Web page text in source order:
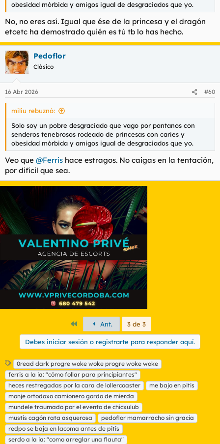
obesidad mórbida y amigos igual de desgraciados que yo.
No, no eres así. Igual que ése de la princesa y el dragón
etcetc ha demostrado quién es tú tb lo has hecho.
Pedoflor
Clásico
16 Abr 2026 #60
miliu rebuznó:
Solo soy un pobre desgraciado que vago por pantanos con
senderos tenebrosos rodeado de princesas con caries y
obesidad mórbida y amigos igual de desgraciados que yo.
Veo que @Ferris hace estragos. No caigas en la tentación,
por difícil que sea.
PrimeroAnt. 3 de 3
Debes iniciar sesión o registrarte para responder aquí.
E
t
i
q
u
e
t
a
s
0read dark progre woke woke progre woke woke
ferris a la ia: "cómo follar para principiantes"
heces restregadas por la cara de lollercoaster
me bajo en pitis
monje ortodoxo camionero gordo de mierda
mundele traumado por el evento de chicxulub
mustis cagón rata asquerosa
pedoflor mamarracho sin gracia
redpo se baja en lacoma antes de pitis
serdo a la ia: "como arreglar una flauta"